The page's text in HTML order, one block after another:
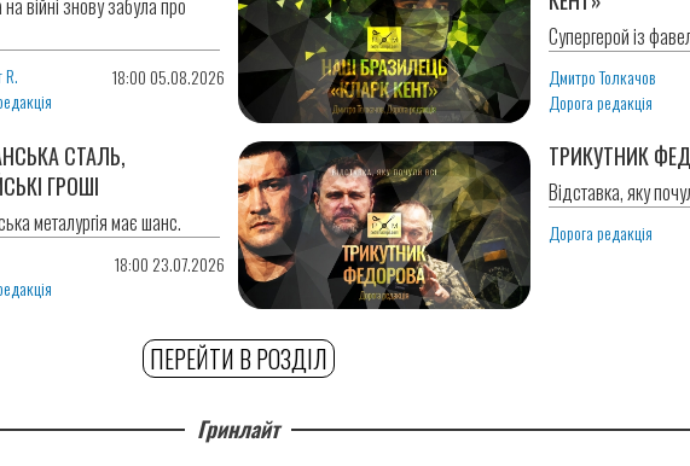
18:00 05.08.2026
Супергерой із
Дмитро Толкачов
Дорога редакція
СТАЛЬ,
ГРОШІ
металургія має шанс.
18:00 23.07.2026
ТРИКУТНИК
Відставка, яку
Дорога редакція
ПЕРЕЙТИ В РОЗДІЛ
Гринлайт